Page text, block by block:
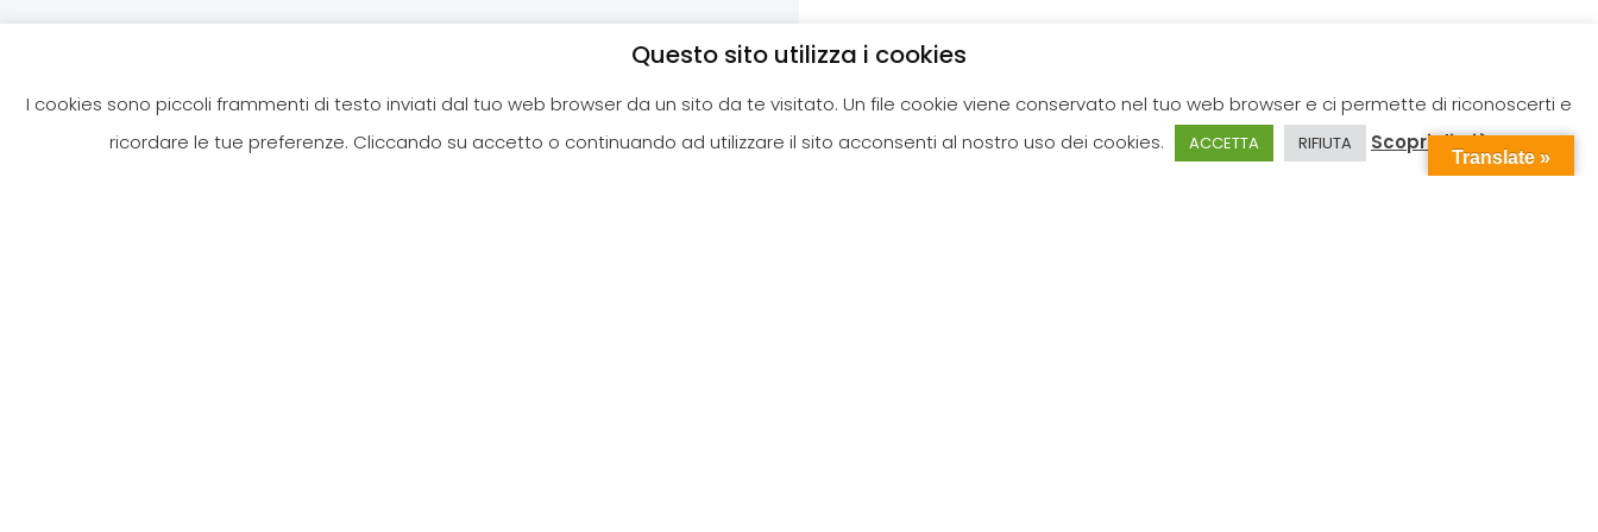
Questo sito utilizza i cookies
I cookies sono piccoli frammenti di testo inviati dal tuo web browser da un sito da te visitato. Un file cookie viene conservato nel tuo web browser e ci permette di riconoscerti e
ricordare le tue preferenze. Cliccando su accetto o continuando ad utilizzare il sito acconsenti al nostro uso dei cookies.
ACCETTA RIFIUTA Scopri di più
Translate »